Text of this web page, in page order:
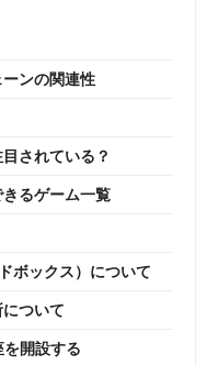
ンの関連性
されている？
るゲーム一覧
ボックス）について
ついて
開設する